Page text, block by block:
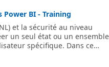
Power BI - Training
et la sécurité au niveau
un seul état ou un ensemble
spécifique. Dans ce
et comment Microsoft